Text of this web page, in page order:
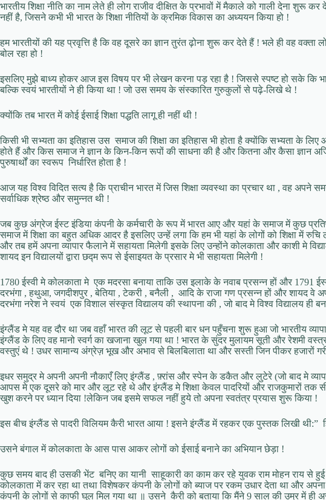
भारतीय शिक्षा नीति का नाम लेते ही लोग राजीव दीक्षित के प्रभावों में मैकाले को गाली देना शुरू
नहीं है, जिसने कभी भी भारत के शिक्षा नीतियों के क्रमिक विकास का अध्ययन किया हो !
हम भारतीयों की यह प्रवृत्ति है कि वह दूसरे का ज्ञान तुरंत ढ़ोना शुरू कर देते हैं ! भले ही वह
बोल रहा हो !
इसलिए मुझे बाध्य होकर आज इस विषय पर भी लेखन करना पड़ रहा है ! जिससे स्पष्ट हो सके कि
बल्कि स्वयं भारतीयों ने ही किया था ! जो उस समय के संस्कारित गुरुकुलों से पढ़े-लिखे थे !
क्योंकि तब भारत में कोई ईसाई शिक्षा पद्धति लागू ही नहीं थी !
किसी भी सभ्यता का इतिहास उस समाज की शिक्षा का इतिहास भी होता है क्योंकि सभ्यता के
होते हैं और किस समाज ने ज्ञान के किन-किन रूपों की साधना की है और कितना और कैसा ज्ञान
पुरुषार्थों का स्वरूप निर्धारित होता है !
आज यह विश्व विदित सत्य है कि प्राचीन भारत में जिस शिक्षा व्यवस्था का प्रचार था , वह अपने
सर्वाधिक श्रेष्ठ और समुन्नत थी !
जब कुछ अंग्रेज ईस्ट इंडिया कंपनी के कर्मचारी के रूप में भारत आए और यहां के समाज में कुछ
समाज में शिक्षा का बहुत अधिक आदर है इसलिए उन्हें लगा कि हम भी यहां के लोगों को शिक्षा में
और तब हमें अपना व्यापार फैलाने में सहायता मिलेगी इसके लिए उन्होंने कोलकाता और काशी मे
शायद इन विद्यालयों द्वारा छद्म रूप से ईसाइयत के प्रसार मे भी सहायता मिलेगी !
1780 ईस्वी मे कोलकाता मे एक मदरसा बनाया ताकि उस इलाके के नवाब प्रसन्न हों और 1791
दरभंगा , हथुआ, जगदीशपुर , बेतिया , टेकरी , बनैली , आदि के राजा गण प्रसन्न हों और शायद वे
दरभंगा नरेश ने स्वयं एक विशाल संस्कृत विद्यालय की स्थापना की , जो बाद मे विश्व विद्यालय ही
इंग्लैंड मे यह वह दौर था जब वहाँ भारत की लूट से पहली बार धन पहुँचना शुरू हुआ जो भारतीय
इंग्लैंड के लिए वह मानो स्वर्ग का खजाना खुल गया था ! भारत के सुंदर मुलायम सूती और रेशमी
वस्तुएं थे ! उधर सामान्य अंग्रेज़ भूख और अभाव से बिलबिलाता था और सस्ती जिन पीकर हजारों
इधर समुद्र मे अपनी अपनी नौकाएँ लिए इंग्लैंड , फ़्रांस और स्पेन के डकैत और लुटेरे (जो बाद मे
आपस मे एक दूसरे को मार और लूट रहे थे और इंग्लैंड मे शिक्षा केवल पादरियों और राजकुमारों तक
खुश करने पर ध्यान दिया !लेकिन जब इसमे सफल नहीं हुये तो अपना स्वतंत्र प्रयास शुरू किया !
इस बीच इंग्लैंड से पादरी विलियम कैरी भारत आया ! इसने इंग्लैंड में रहकर एक पुस्तक लिखी थी:”
उसने बंगाल में कोलकाता के आस पास आकर लोगों को ईसाई बनाने का अभियान छेड़ा !
कुछ समय बाद ही उसकी भेंट बनिए का यानी साहूकारी का काम कर रहे युवक राम मोहन राय से हुई
कोलकाता में कर रहा था तथा विशेषकर कंपनी के लोगों को ब्याज पर रकम उधार देता था और
कंपनी के लोगों से काफी घुल मिल गया था ॥ उसने कैरी को बताया कि मैंने 9 साल की उम्र में ही